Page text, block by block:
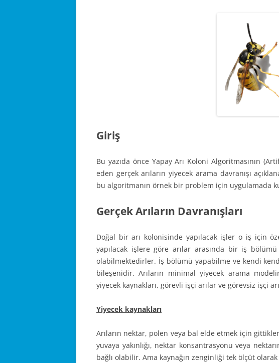
Giriş
Bu yazıda önce Yapay Arı Koloni Algoritmasının
eden gerçek arıların yiyecek arama davranışı
bu algoritmanın örnek bir problem için uygulamada
Gerçek Arıların Davranışları
Doğal bir arı kolonisinde yapılacak işler o iş için
yapılacak işlere göre arılar arasında bir iş
olabilmektedirler. İş bölümü yapabilme ve kendi
bileşenidir. Arıların minimal yiyecek arama
yiyecek kaynakları, görevli işçi arılar ve görevsiz işçi
Yiyecek kaynakları
Arıların nektar, polen veya bal elde etmek için
yuvaya yakınlığı, nektar konsantrasyonu veya
bağlı olabilir. Ama kaynağın zenginliği tek ölçüt